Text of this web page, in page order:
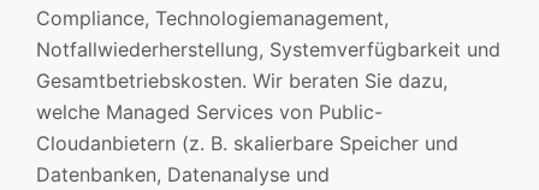
Compliance, Technologiemanagement,
Notfallwiederherstellung, Systemverfügbarkeit und
Gesamtbetriebskosten. Wir beraten Sie dazu,
welche Managed Services von Public-
Cloudanbietern (z. B. skalierbare Speicher und
Datenbanken, Datenanalyse und